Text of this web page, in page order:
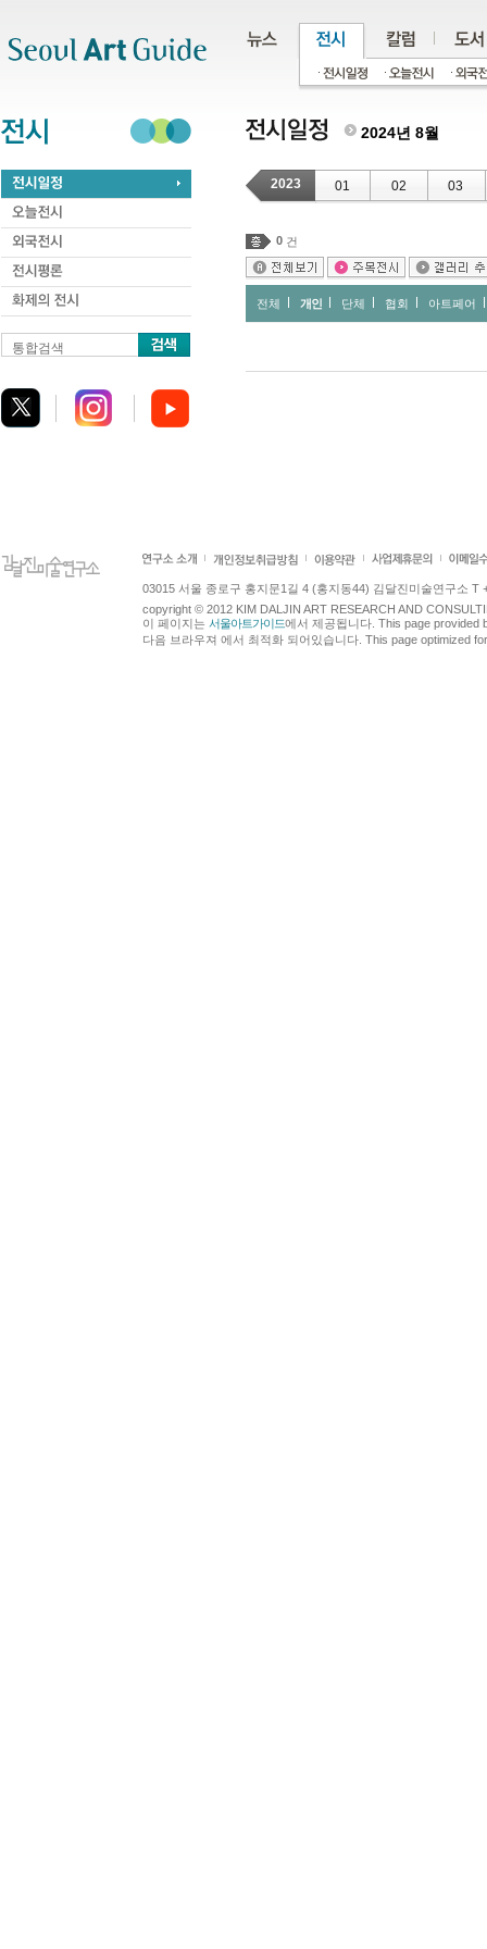
통합검색
2024년 8월
2023 01 02 03
0 건
전체 개인 단체 협회 아트페어
03015 서울 종로구 홍지문1길 4 (홍지동44) 김달진미술연구소 T
copyright © 2012 KIM DALJIN ART RESEARCH AND
이 페이지는 서울아트가이드에서 제공됩니다. This page provided
다음 브라우져 에서 최적화 되어있습니다. This page optimized